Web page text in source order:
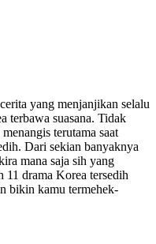
yang menjanjikan selalu
terbawa suasana. Tidak
terutama saat
Dari sekian banyaknya
mana saja sih yang
11 drama Korea tersedih
bikin kamu termehek-